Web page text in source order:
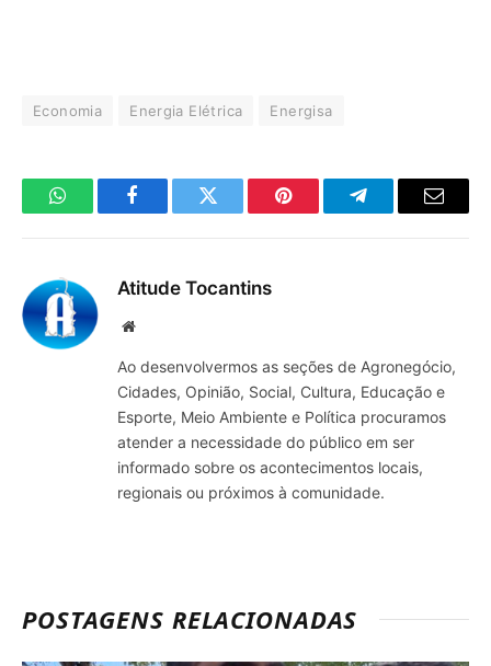
Economia Energia Elétrica Energisa
WhatsAppFacebookTwitter Pinterest TelegramaE-
Atitude Tocantins
Site
Ao desenvolvermos as seções de Agronegócio,
Cidades, Opinião, Social, Cultura, Educação e
Esporte, Meio Ambiente e Política procuramos
atender a necessidade do público em ser
informado sobre os acontecimentos locais,
regionais ou próximos à comunidade.
POSTAGENS RELACIONADAS